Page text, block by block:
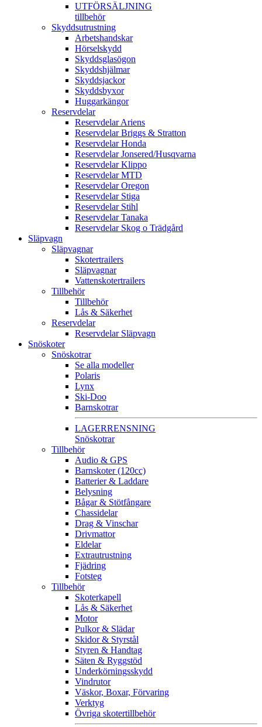
UTFÖRSÄLJNING
tillbehör
Skyddsutrustning
Arbetshandskar
Hörselskydd
Skyddsglasögon
Skyddshjälmar
Skyddsjackor
Skyddsbyxor
Huggarkängor
Reservdelar
Reservdelar Ariens
Reservdelar Briggs & Stratton
Reservdelar Honda
Reservdelar Jonsered/Husqvarna
Reservdelar Klippo
Reservdelar MTD
Reservdelar Oregon
Reservdelar Stiga
Reservdelar Stihl
Reservdelar Tanaka
Reservdelar Skog o Trädgård
Släpvagn
Släpvagnar
Skotertrailers
Släpvagnar
Vattenskotertrailers
Tillbehör
Tillbehör
Lås & Säkerhet
Reservdelar
Reservdelar Släpvagn
Snöskoter
Snöskotrar
Se alla modeller
Polaris
Lynx
Ski-Doo
Barnskotrar
LAGERRENSNING
Snöskotrar
Tillbehör
Audio & GPS
Barnskoter (120cc)
Batterier & Laddare
Belysning
Bågar & Stötfångare
Chassidelar
Drag & Vinschar
Drivmattor
Eldelar
Extrautrustning
Fjädring
Fotsteg
Tillbehör
Skoterkapell
Lås & Säkerhet
Motor
Pulkor & Slädar
Skidor & Styrstål
Styren & Handtag
Säten & Ryggstöd
Underkörningsskydd
Vindrutor
Väskor, Boxar, Förvaring
Verktyg
Övriga skotertillbehör